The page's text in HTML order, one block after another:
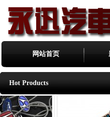
网站首页
Hot Products